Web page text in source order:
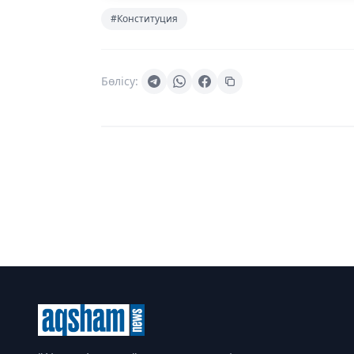
#Конституция
Бөлісу: